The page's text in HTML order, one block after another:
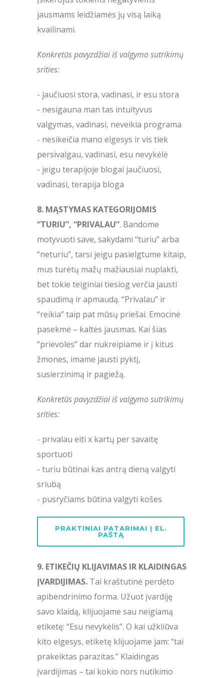
jausmams leidžiamės jų visą laiką
kvailinami.
Konkretūs pavyzdžiai iš valgymo sutrikimų
srities:
- jaučiuosi stora, vadinasi, ir esu stora
- nesigauna man tas intuityvus
valgymas, vadinasi, neveikia programa
- nesikeičia mano elgesys ir vis tiek
persivalgau, vadinasi, esu nevykėlė
- jeigu terapijoje blogai jaučiuosi,
vadinasi, terapija bloga
8. MĄSTYMAS KATEGORIJOMIS
“TURIU”, “PRIVALAU”. Bandome
motyvuoti save, sakydami “turiu” arba
“neturiu”, tarsi jeigu pasielgtume kitaip,
mus turėtų mažų mažiausiai nuplakti,
bet tokie teiginiai tiesiog verčia jausti
spaudimą ir apmaudą. “Privalau” ir
“reikia” taip pat mūsų priešai. Emocinė
pasekmė – kaltės jausmas. Kai šias
“prievoles” dar nukreipiame ir į kitus
žmones, imame jausti pyktį,
susierzinimą ir pagiežą.
Konkretūs pavyzdžiai iš valgymo sutrikimų
srities:
- privalau eiti x kartų per savaitę
sportuoti
- turiu būtinai kas antrą dieną valgyti
sriubą
- pusryčiams būtina valgyti košes
PRAKTINIAI PATARIMAI Į EL.
PAŠTĄ
9. ETIKEČIŲ KLIJAVIMAS IR KLAIDINGAS
ĮVARDIJIMAS. Tai kraštutinė perdėto
apibendrinimo forma. Užuot įvardiję
savo klaidą, klijuojame sau neigiamą
etiketę: “Esu nevykėlis”. O kai užkliūva
kito elgesys, etiketę klijuojame jam: “tai
prakeiktas parazitas.” Klaidingas
įvardijimas – tai kokio nors nutikimo